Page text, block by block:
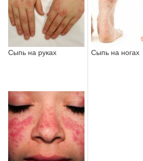
Сыпь на руках Сыпь на ногах